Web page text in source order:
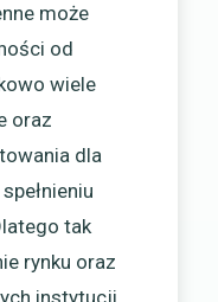
może
od
wiele
oraz
dla
tak
rynku oraz